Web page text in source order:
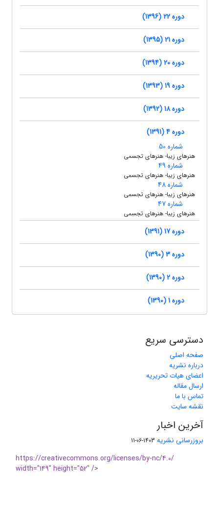
دوره 22 (1396)
دوره 21 (1395)
دوره 20 (1394)
دوره 19 (1393)
دوره 18 (1392)
دوره 4 (1391)
شماره 50
هنرهای زیبا- هنرهای تجسمی
شماره 49
هنرهای زیبا- هنرهای تجسمی
شماره 48
هنرهای زیبا- هنرهای تجسمی
شماره 47
هنرهای زیبا- هنرهای تجسمی
دوره 17 (1391)
دوره 3 (1390)
دوره 2 (1390)
دوره 1 (1390)
دسترسی سریع
صفحه اصلی
درباره نشریه
اعضای هیات تحریریه
ارسال مقاله
تماس با ما
نقشه سایت
آخرین اخبار
بروزرسانی نشریه 1403-06-11
https://creativecommons.org/licenses/by-nc/4.0/
width="149" height="52" />